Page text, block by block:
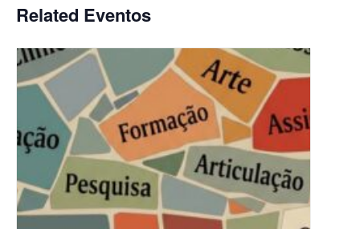
Related Eventos